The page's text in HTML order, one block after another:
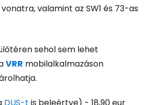
valamint az SW1 és 73-as
sehol sem lehet
VRR mobilalkalmazáson